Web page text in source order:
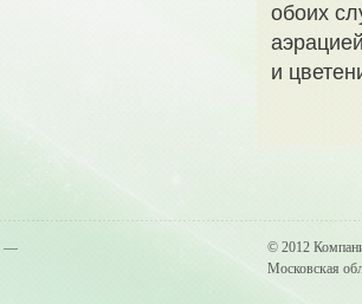
обоих
и
—
© 2012
Московская